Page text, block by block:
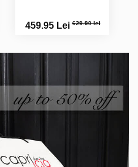
459.95 Lei629.90 lei